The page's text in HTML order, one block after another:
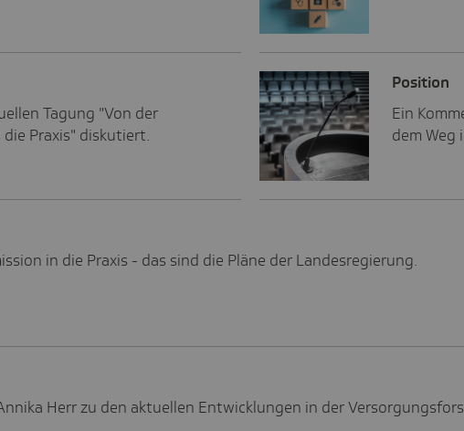
Tagung "Von der
Praxis" diskutiert.
Posi­tion
Ein
dem Weg
in die Praxis - das sind die Pläne der Landesregierung.
Herr zu den aktuellen Entwicklungen in der